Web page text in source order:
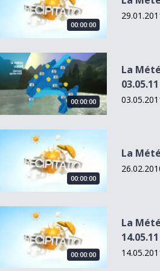
00:00:00
Météo VD du 03.05.11
00:00:00
La
03.05.11
Météo du 26.02.10
00:00:00
La
Météo FR du 14.05.11
00:00:00
La
14.05.11